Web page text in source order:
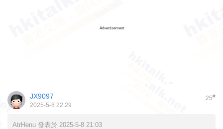
Advertisement
25#
JX9097
2025-5-8 22:29
AtrHenu 發表於 2025-5-8 21:03